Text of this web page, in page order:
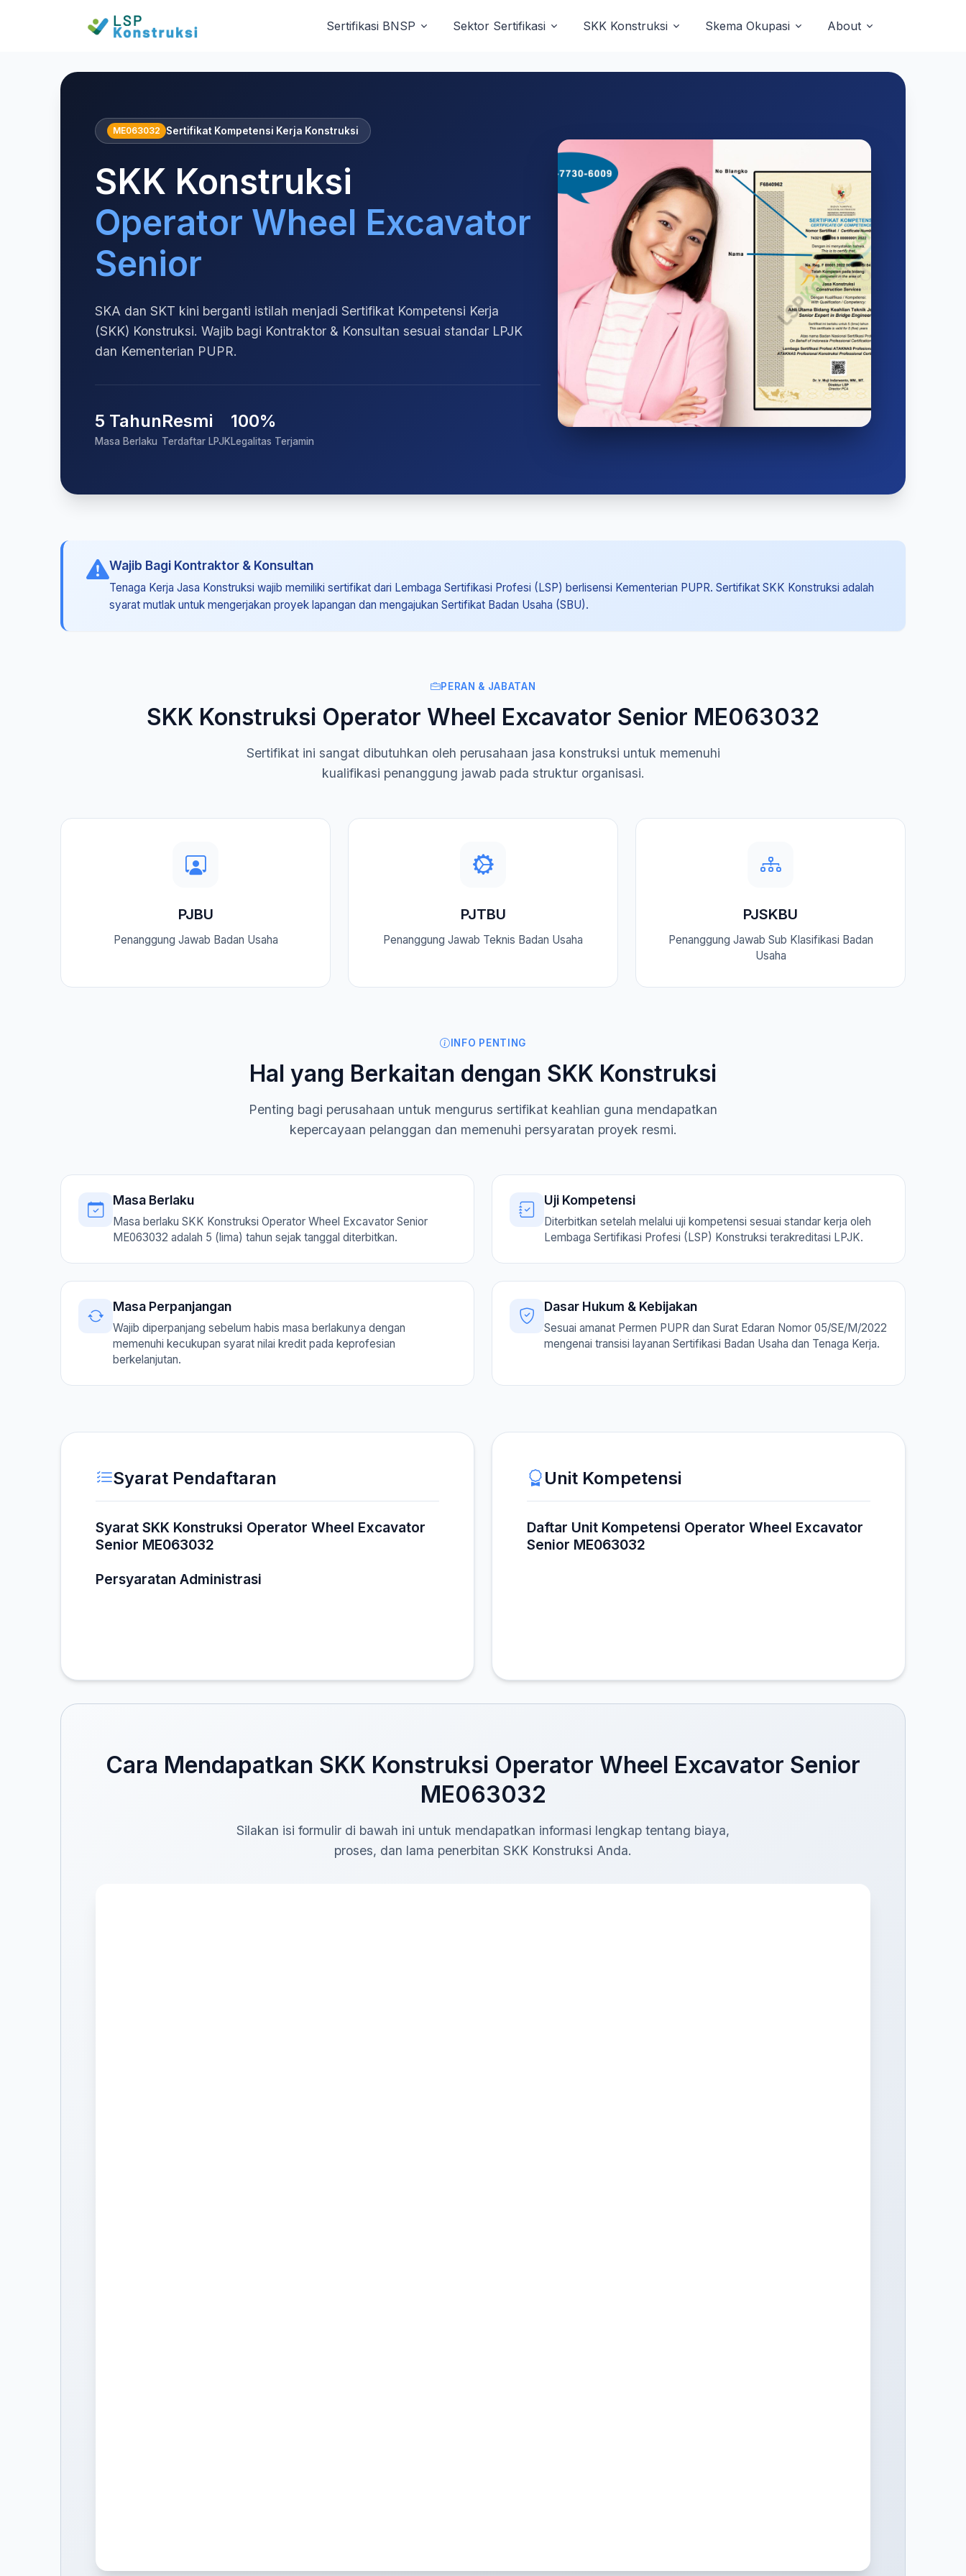
Sertifikasi BNSP Sektor Sertifikasi SKK Konstruksi Skema Okupasi About
Home SKK Konstruksi Operator Wheel Excavator Senior
ME063032 Sertifikat Kompetensi Kerja Konstruksi
SKK Konstruksi
Operator Wheel Excavator
Senior
SKA dan SKT kini berganti istilah menjadi Sertifikat Kompetensi Kerja
(SKK) Konstruksi. Wajib bagi Kontraktor & Konsultan sesuai standar LPJK
dan Kementerian PUPR.
5 Tahun
Masa Berlaku
Resmi
Terdaftar LPJK
100%
Legalitas Terjamin
Wajib Bagi Kontraktor & Konsultan
Tenaga Kerja Jasa Konstruksi wajib memiliki sertifikat dari Lembaga Sertifikasi Profesi (LSP) berlisensi Kementerian PUPR. Sertifikat SKK Konstruksi adalah
syarat mutlak untuk mengerjakan proyek lapangan dan mengajukan Sertifikat Badan Usaha (SBU).
PERAN & JABATAN
SKK Konstruksi Operator Wheel Excavator Senior ME063032
Sertifikat ini sangat dibutuhkan oleh perusahaan jasa konstruksi untuk memenuhi
kualifikasi penanggung jawab pada struktur organisasi.
PJBU
Penanggung Jawab Badan Usaha
PJTBU
Penanggung Jawab Teknis Badan Usaha
PJSKBU
Penanggung Jawab Sub Klasifikasi Badan
Usaha
INFO PENTING
Hal yang Berkaitan dengan SKK Konstruksi
Penting bagi perusahaan untuk mengurus sertifikat keahlian guna mendapatkan
kepercayaan pelanggan dan memenuhi persyaratan proyek resmi.
Masa Berlaku
Masa berlaku SKK Konstruksi Operator Wheel Excavator Senior
ME063032 adalah 5 (lima) tahun sejak tanggal diterbitkan.
Uji Kompetensi
Diterbitkan setelah melalui uji kompetensi sesuai standar kerja oleh
Lembaga Sertifikasi Profesi (LSP) Konstruksi terakreditasi LPJK.
Masa Perpanjangan
Wajib diperpanjang sebelum habis masa berlakunya dengan
memenuhi kecukupan syarat nilai kredit pada keprofesian
berkelanjutan.
Dasar Hukum & Kebijakan
Sesuai amanat Permen PUPR dan Surat Edaran Nomor 05/SE/M/2022
mengenai transisi layanan Sertifikasi Badan Usaha dan Tenaga Kerja.
Syarat Pendaftaran
Syarat SKK Konstruksi Operator Wheel Excavator
Senior ME063032
Persyaratan Administrasi
Unit Kompetensi
Daftar Unit Kompetensi Operator Wheel Excavator
Senior ME063032
Cara Mendapatkan SKK Konstruksi Operator Wheel Excavator Senior
ME063032
Silakan isi formulir di bawah ini untuk mendapatkan informasi lengkap tentang biaya,
proses, dan lama penerbitan SKK Konstruksi Anda.